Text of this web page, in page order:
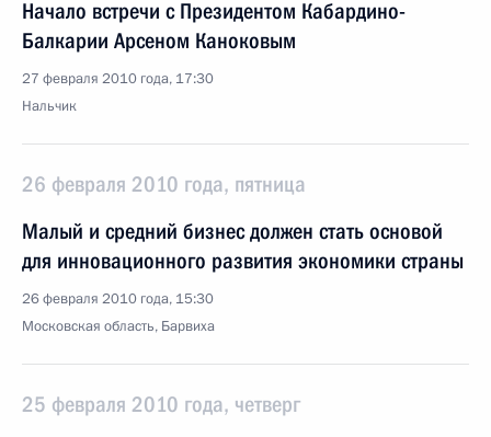
Начало встречи с Президентом Кабардино-
Балкарии Арсеном Каноковым
27 февраля 2010 года, 17:30
Нальчик
26 февраля 2010 года, пятница
Малый и средний бизнес должен стать основой
для инновационного развития экономики страны
26 февраля 2010 года, 15:30
Московская область, Барвиха
25 февраля 2010 года, четверг